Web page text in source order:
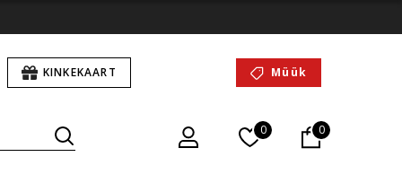
KINKEKAART Müük
0 0